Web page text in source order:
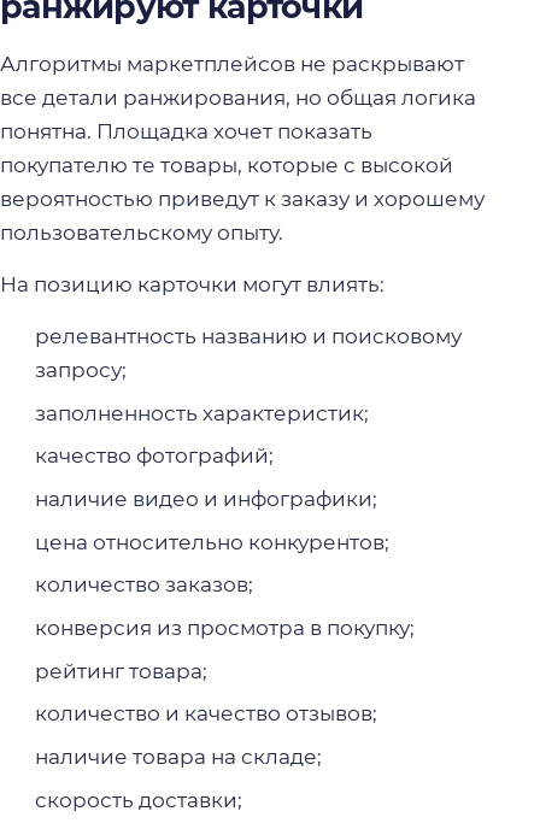
Алгоритмы маркетплейсов не раскрывают
все детали ранжирования, но общая логика
понятна. Площадка хочет показать
покупателю те товары, которые с высокой
вероятностью приведут к заказу и хорошему
пользовательскому опыту.
На позицию карточки могут влиять:
релевантность названию и поисковому
запросу;
заполненность характеристик;
качество фотографий;
наличие видео и инфографики;
цена относительно конкурентов;
количество заказов;
конверсия из просмотра в покупку;
рейтинг товара;
количество и качество отзывов;
наличие товара на складе;
скорость доставки;